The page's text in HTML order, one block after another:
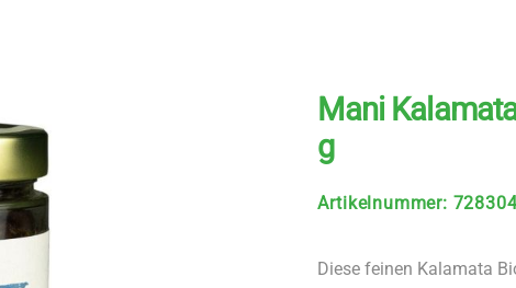
Mani
g
Artikelnummer:
Diese feinen Kalamata